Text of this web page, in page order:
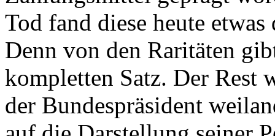
Tod fand diese heute
Denn von den Raritäten
kompletten Satz. Der Rest
der Bundespräsident